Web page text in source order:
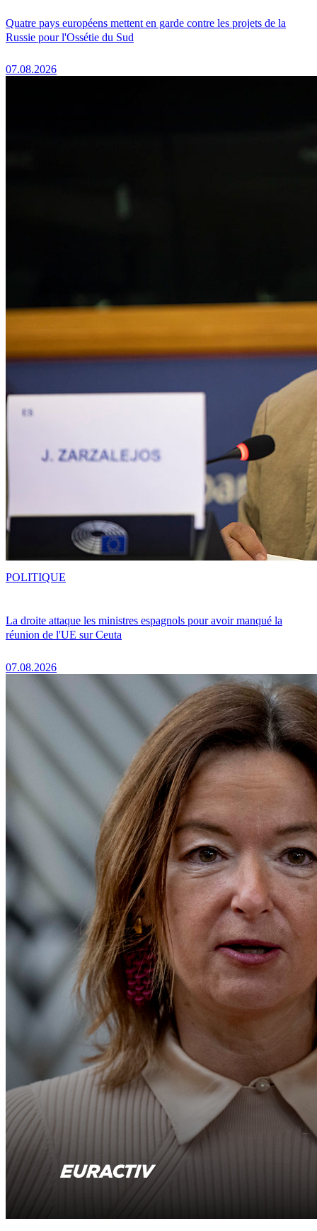
Quatre pays européens mettent en garde contre les projets de la
Russie pour l'Ossétie du Sud
07.08.2026
La droite attaque les ministres espagnols pour avoir manqué la
réunion de l'UE sur Ceuta
07.08.2026
POLITIQUE